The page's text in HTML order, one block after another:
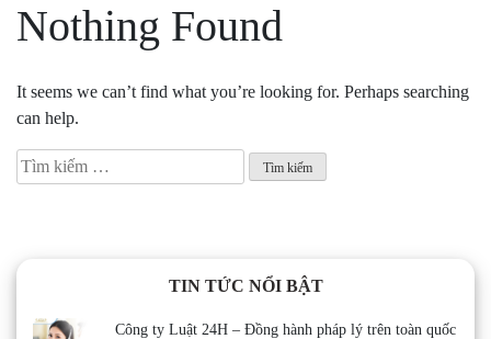
Nothing Found
It seems we can’t find what you’re looking for. Perhaps searching
can help.
Tìm
kiếm
TIN TỨC NỔI BẬT
Công ty Luật 24H – Đồng hành pháp lý trên toàn quốc